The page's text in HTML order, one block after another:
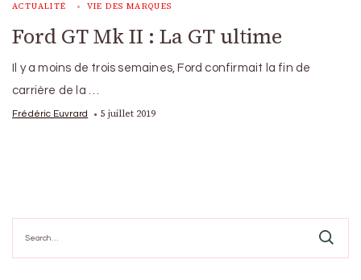
ACTUALITÉ VIE DES MARQUES
Ford GT Mk II : La GT ultime
Il y a moins de trois semaines, Ford confirmait la fin de
carrière de la …
Frédéric Euvrard 5 juillet 2019
for: